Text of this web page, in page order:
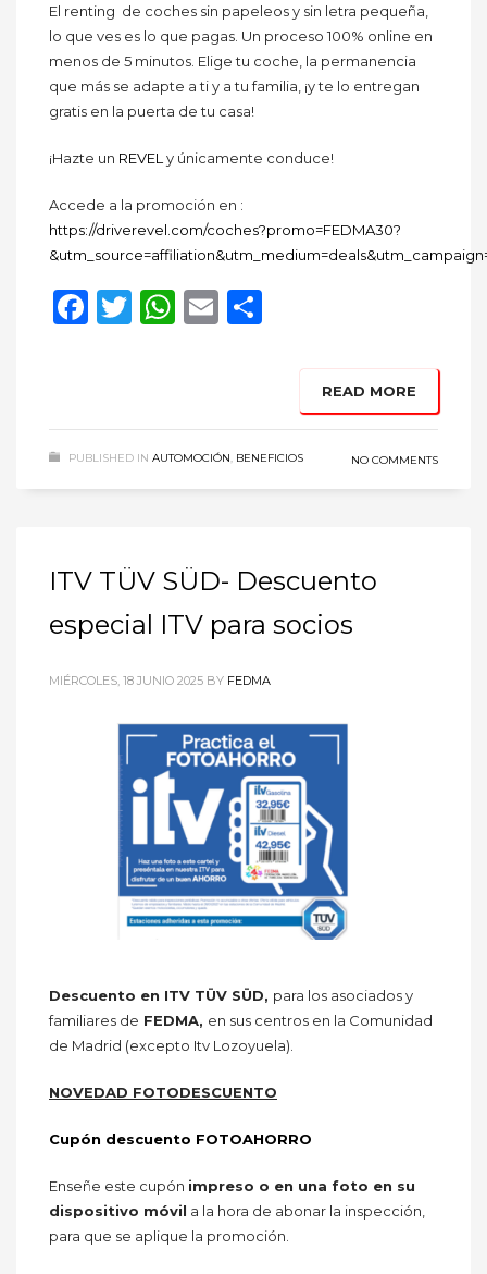
El renting de coches sin papeleos y sin letra pequeña,
lo que ves es lo que pagas. Un proceso 100% online en
menos de 5 minutos. Elige tu coche, la permanencia
que más se adapte a ti y a tu familia, ¡y te lo entregan
gratis en la puerta de tu casa!
¡Hazte un REVEL y únicamente conduce!
Accede a la promoción en :
https://driverevel.com/coches?promo=FEDMA30?
Facebook
Twitter
WhatsApp
Email
READ MORE
PUBLISHED IN AUTOMOCIÓN, BENEFICIOS NO COMMENTS
ITV TÜV SÜD- Descuento
especial ITV para socios
MIÉRCOLES, 18 JUNIO 2025 BY FEDMA
Descuento en ITV TÜV SÜD, para los asociados y
familiares de FEDMA, en sus centros en la Comunidad
de Madrid (excepto Itv Lozoyuela).
NOVEDAD FOTODESCUENTO
Cupón descuento FOTOAHORRO
Enseñe este cupón impreso o en una foto en su
dispositivo móvil a la hora de abonar la inspección,
para que se aplique la promoción.